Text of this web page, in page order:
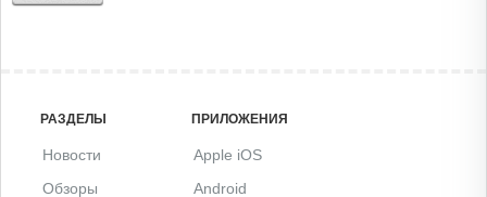
РАЗДЕЛЫ
Новости
Обзоры
ПРИЛОЖЕНИЯ
Apple iOS
Android